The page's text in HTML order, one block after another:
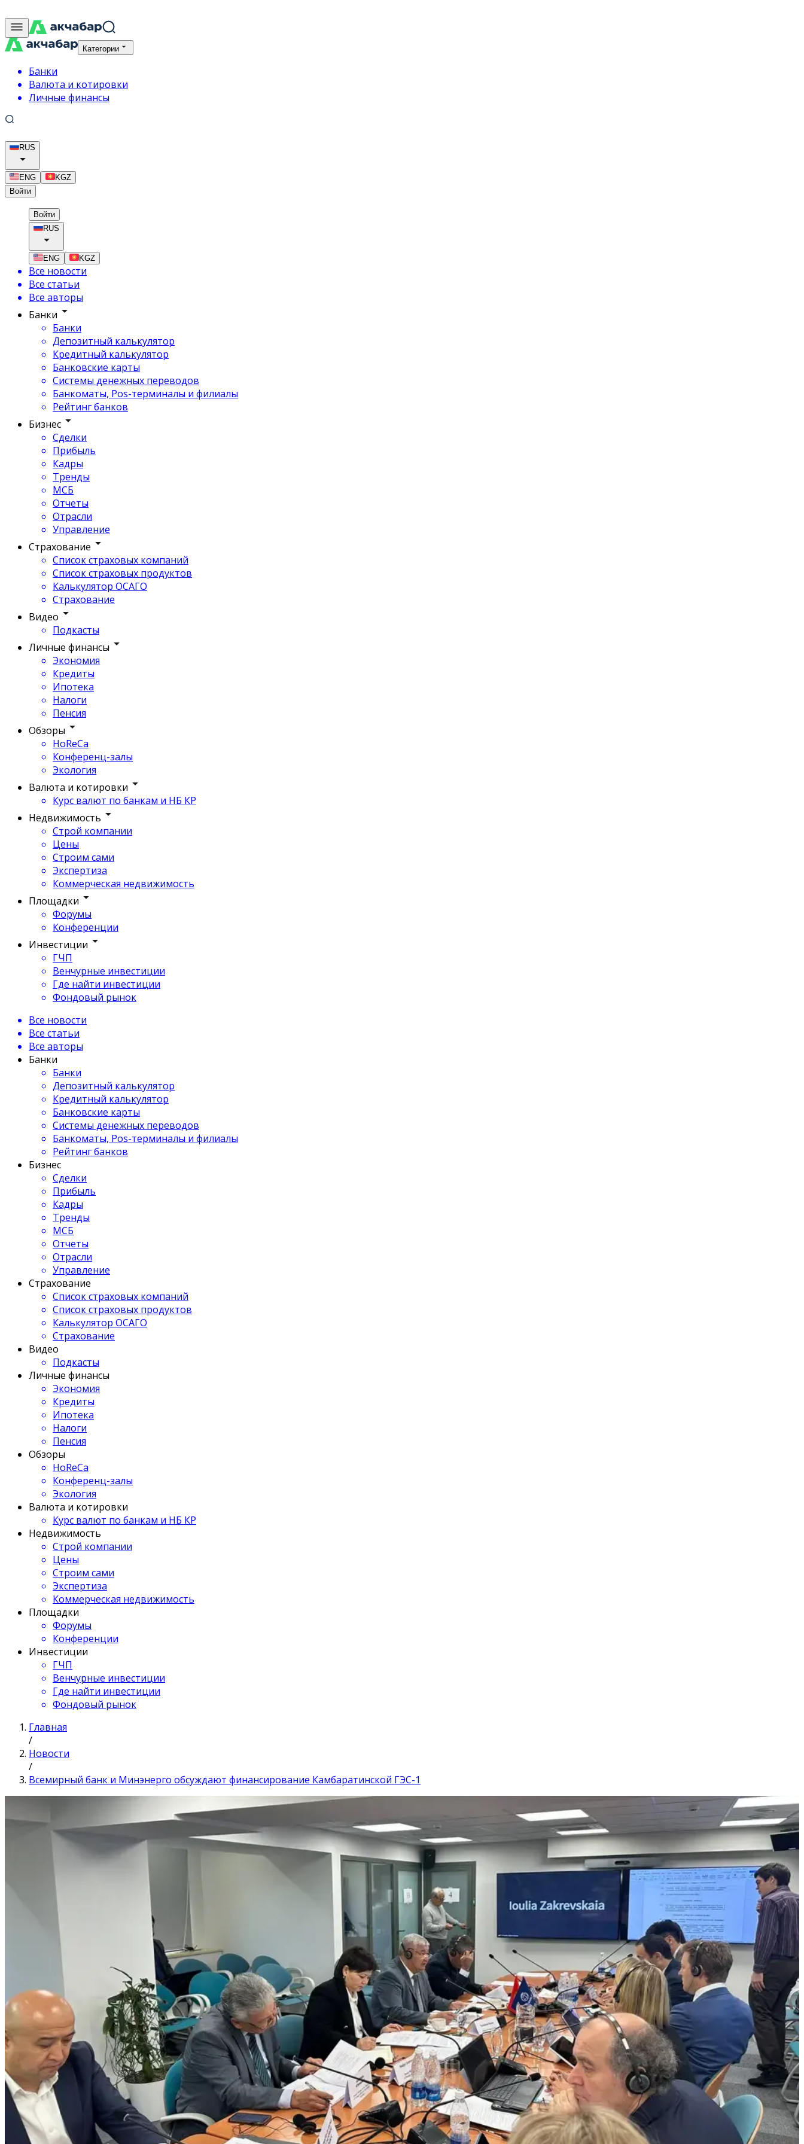
Категории
Банки
Валюта и котировки
Личные финансы
RUS
ENG
KGZ
Войти
Войти
RUS
ENG KGZ
Все новости
Все статьи
Все авторы
Банки
Банки
Депозитный калькулятор
Кредитный калькулятор
Банковские карты
Системы денежных переводов
Банкоматы, Pos-терминалы и филиалы
Рейтинг банков
Бизнес
Сделки
Прибыль
Кадры
Тренды
МСБ
Отчеты
Отрасли
Управление
Страхование
Список страховых компаний
Список страховых продуктов
Калькулятор ОСАГО
Страхование
Видео
Подкасты
Личные финансы
Экономия
Кредиты
Ипотека
Налоги
Пенсия
Обзоры
HoReCa
Конференц-залы
Экология
Валюта и котировки
Курс валют по банкам и НБ КР
Недвижимость
Строй компании
Цены
Строим сами
Экспертиза
Коммерческая недвижимость
Площадки
Форумы
Конференции
Инвестиции
ГЧП
Венчурные инвестиции
Где найти инвестиции
Фондовый рынок
Все новости
Все статьи
Все авторы
Банки
Банки
Депозитный калькулятор
Кредитный калькулятор
Банковские карты
Системы денежных переводов
Банкоматы, Pos-терминалы и филиалы
Рейтинг банков
Бизнес
Сделки
Прибыль
Кадры
Тренды
МСБ
Отчеты
Отрасли
Управление
Страхование
Список страховых компаний
Список страховых продуктов
Калькулятор ОСАГО
Страхование
Видео
Подкасты
Личные финансы
Экономия
Кредиты
Ипотека
Налоги
Пенсия
Обзоры
HoReCa
Конференц-залы
Экология
Валюта и котировки
Курс валют по банкам и НБ КР
Недвижимость
Строй компании
Цены
Строим сами
Экспертиза
Коммерческая недвижимость
Площадки
Форумы
Конференции
Инвестиции
ГЧП
Венчурные инвестиции
Где найти инвестиции
Фондовый рынок
Главная
/
Новости
/
Всемирный банк и Минэнерго обсуждают финансирование Камбаратинской ГЭС-1